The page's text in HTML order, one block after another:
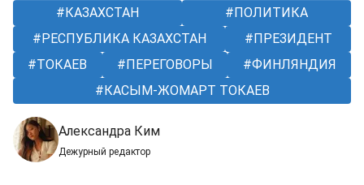
КАЗАХСТАН
ПОЛИТИКА
РЕСПУБЛИКА КАЗАХСТАН
ПРЕЗИДЕНТ
ТОКАЕВ
ПЕРЕГОВОРЫ
ФИНЛЯНДИЯ
КАСЫМ-ЖОМАРТ ТОКАЕВ
Александра Ким
Дежурный редактор